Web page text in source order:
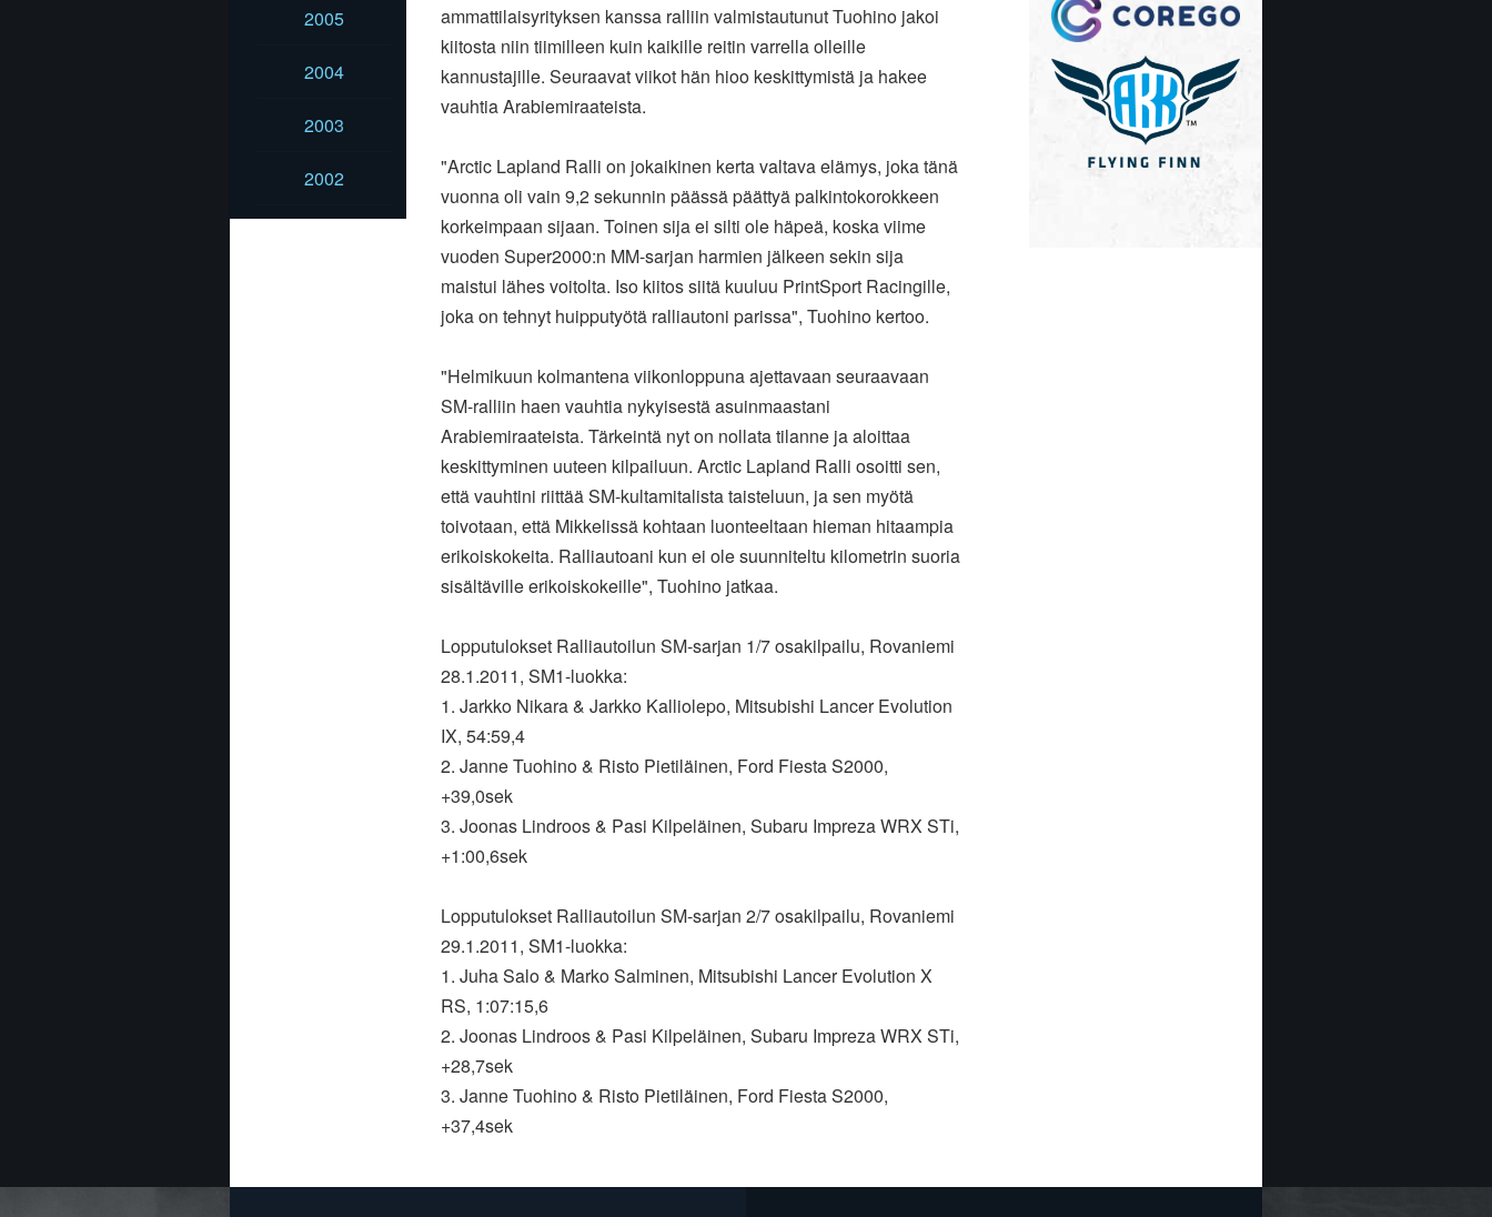
2005
2004
2003
2002
ammattilaisyrityksen kanssa ralliin valmistautunut Tuohino jakoi
kiitosta niin tiimilleen kuin kaikille reitin varrella olleille
kannustajille. Seuraavat viikot hän hioo keskittymistä ja hakee
vauhtia Arabiemiraateista.
"Arctic Lapland Ralli on jokaikinen kerta valtava elämys, joka tänä
vuonna oli vain 9,2 sekunnin päässä päättyä palkintokorokkeen
korkeimpaan sijaan. Toinen sija ei silti ole häpeä, koska viime
vuoden Super2000:n MM-sarjan harmien jälkeen sekin sija
maistui lähes voitolta. Iso kiitos siitä kuuluu PrintSport Racingille,
joka on tehnyt huipputyötä ralliautoni parissa", Tuohino kertoo.
"Helmikuun kolmantena viikonloppuna ajettavaan seuraavaan
SM-ralliin haen vauhtia nykyisestä asuinmaastani
Arabiemiraateista. Tärkeintä nyt on nollata tilanne ja aloittaa
keskittyminen uuteen kilpailuun. Arctic Lapland Ralli osoitti sen,
että vauhtini riittää SM-kultamitalista taisteluun, ja sen myötä
toivotaan, että Mikkelissä kohtaan luonteeltaan hieman hitaampia
erikoiskokeita. Ralliautoani kun ei ole suunniteltu kilometrin suoria
sisältäville erikoiskokeille", Tuohino jatkaa.
Lopputulokset Ralliautoilun SM-sarjan 1/7 osakilpailu, Rovaniemi
28.1.2011, SM1-luokka:
1. Jarkko Nikara & Jarkko Kalliolepo, Mitsubishi Lancer Evolution
IX, 54:59,4
2. Janne Tuohino & Risto Pietiläinen, Ford Fiesta S2000,
+39,0sek
3. Joonas Lindroos & Pasi Kilpeläinen, Subaru Impreza WRX STi,
+1:00,6sek
Lopputulokset Ralliautoilun SM-sarjan 2/7 osakilpailu, Rovaniemi
29.1.2011, SM1-luokka:
1. Juha Salo & Marko Salminen, Mitsubishi Lancer Evolution X
RS, 1:07:15,6
2. Joonas Lindroos & Pasi Kilpeläinen, Subaru Impreza WRX STi,
+28,7sek
3. Janne Tuohino & Risto Pietiläinen, Ford Fiesta S2000,
+37,4sek